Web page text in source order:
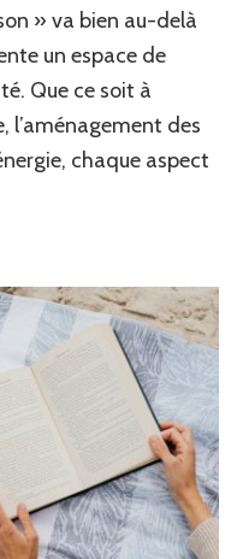
Ihre
Startseite
» va bien au-delà
un espace de
Que ce soit à
l’aménagement des
chaque aspect